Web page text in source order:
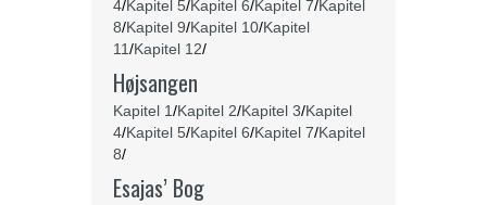
4/Kapitel 5/Kapitel 6/Kapitel 7/Kapitel
8/Kapitel 9/Kapitel 10/Kapitel
11/Kapitel 12/
Højsangen
Kapitel 1/Kapitel 2/Kapitel 3/Kapitel
4/Kapitel 5/Kapitel 6/Kapitel 7/Kapitel
8/
Esajas’ Bog